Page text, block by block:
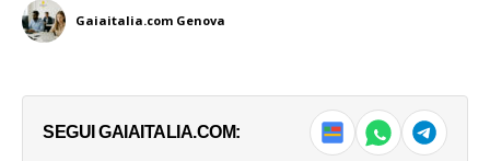
Gaiaitalia.com Genova
SEGUI GAIAITALIA.COM: